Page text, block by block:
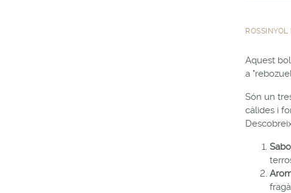
Aquest
a
Són un
càlides i